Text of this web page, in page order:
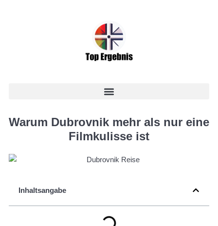
Warum Dubrovnik mehr als nur eine
Filmkulisse ist
Inhaltsangabe